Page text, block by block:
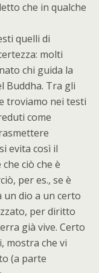
che in qualche
quelli di
molti
chi guida la
Buddha. Tra gli
troviamo nei testi
come
evita così il
ciò che è
per es., se è
un dio a un certo
per diritto
già vive. Certo
mostra che vi
(a parte